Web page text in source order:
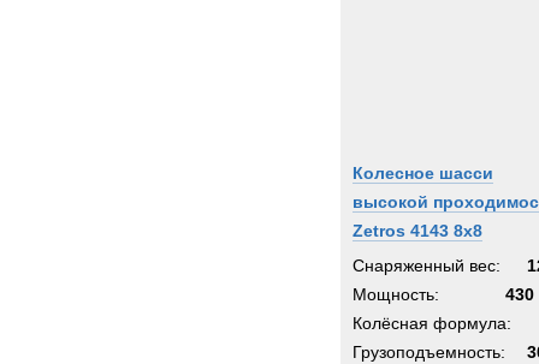
Колесное шасси
высокой
Zetros 4143 8x8
Снаряженный вес:
Мощность:
430
Колёсная формула:
Грузоподъемность: